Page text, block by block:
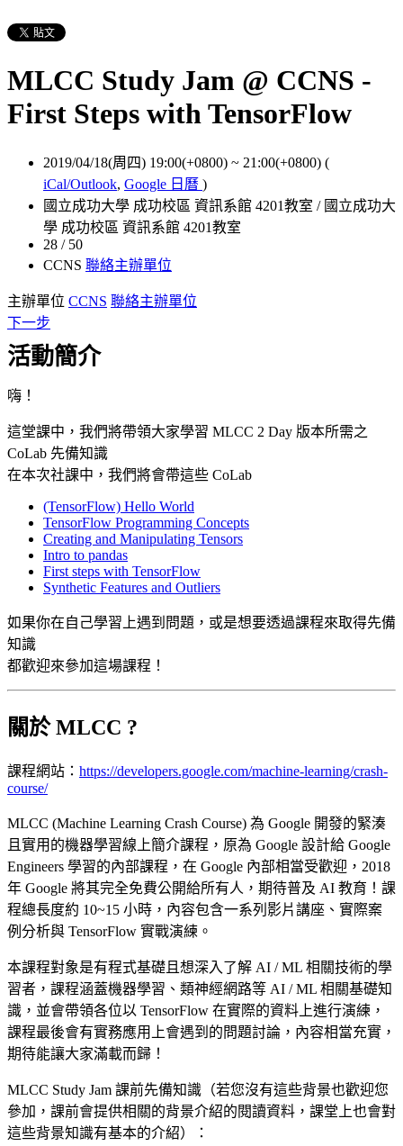
MLCC Study Jam @ CCNS -
First Steps with TensorFlow
2019/04/18(周四) 19:00(+0800) ~ 21:00(+0800) (
iCal/Outlook, Google 日曆 )
國立成功大學 成功校區 資訊系館 4201教室 / 國立成功大
學 成功校區 資訊系館 4201教室
28 / 50
CCNS 聯絡主辦單位
主辦單位 CCNS 聯絡主辦單位
下一步
活動簡介
嗨！
這堂課中，我們將帶領大家學習 MLCC 2 Day 版本所需之
CoLab 先備知識
在本次社課中，我們將會帶這些 CoLab
(TensorFlow) Hello World
TensorFlow Programming Concepts
Creating and Manipulating Tensors
Intro to pandas
First steps with TensorFlow
Synthetic Features and Outliers
如果你在自己學習上遇到問題，或是想要透過課程來取得先備
知識
都歡迎來參加這場課程！
關於 MLCC ?
課程網站： https://developers.google.com/machine-learning/crash-
course/
MLCC (Machine Learning Crash Course) 為 Google 開發的緊湊
且實用的機器學習線上簡介課程，原為 Google 設計給 Google
Engineers 學習的內部課程，在 Google 內部相當受歡迎，2018
年 Google 將其完全免費公開給所有人，期待普及 AI 教育！課
程總長度約 10~15 小時，內容包含一系列影片講座、實際案
例分析與 TensorFlow 實戰演練。
本課程對象是有程式基礎且想深入了解 AI / ML 相關技術的學
習者，課程涵蓋機器學習、類神經網路等 AI / ML 相關基礎知
識，並會帶領各位以 TensorFlow 在實際的資料上進行演練，
課程最後會有實務應用上會遇到的問題討論，內容相當充實，
期待能讓大家滿載而歸！
MLCC Study Jam 課前先備知識（若您沒有這些背景也歡迎您
參加，課前會提供相關的背景介紹的閱讀資料，課堂上也會對
這些背景知識有基本的介紹）：